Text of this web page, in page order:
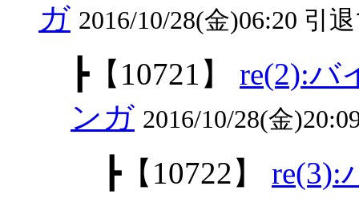
ガ 2016/10/28(金)06:20 引
┣【10721】
re(2):バ
ンガ 2016/10/28(金
┣【10722】
re(3):